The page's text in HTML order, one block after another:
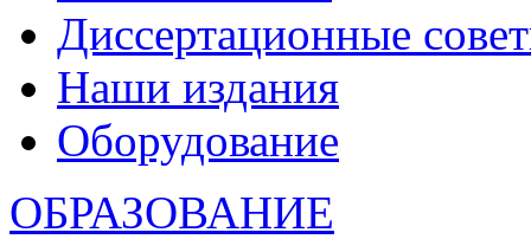
Диссертационные
Наши издания
Оборудование
ОБРАЗОВАНИЕ